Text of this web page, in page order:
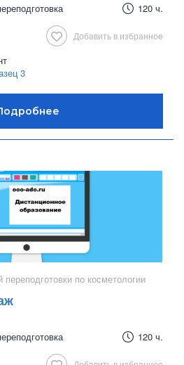
120 ч.
Добавить в избранное
3
по косметологии
120 ч.